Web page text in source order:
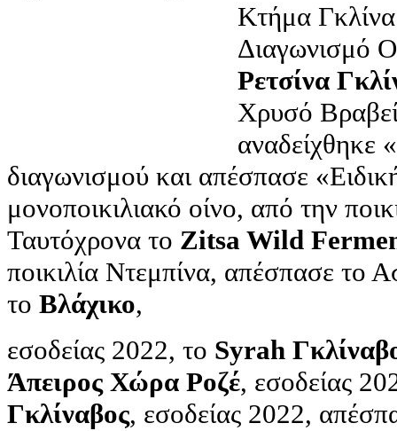
Κτήμα
Διαγωνισμό
Ρετσίνα
Χρυσό
αναδείχθηκε
διαγωνισμού και απέσπασε
μονοποικιλιακό οίνο, από την
Ταυτόχρονα το Zitsa Wild
ποικιλία Ντεμπίνα, απέσπασε το
το Βλάχικο,
εσοδείας 2022, το Syrah
Άπειρος Χώρα Ροζέ, εσοδείας
Γκλίναβος, εσοδείας 2022,